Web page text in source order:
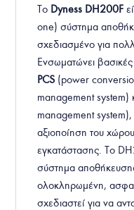
Το Dyness DH200F
one) σύστημα
σχεδιασμένο για
Ενσωματώνει
PCS (power
management system)
management system),
αξιοποίηση του
εγκατάστασης. Το
σύστημα αποθήκευσης
ολοκληρωμένη,
σχεδιαστεί για να